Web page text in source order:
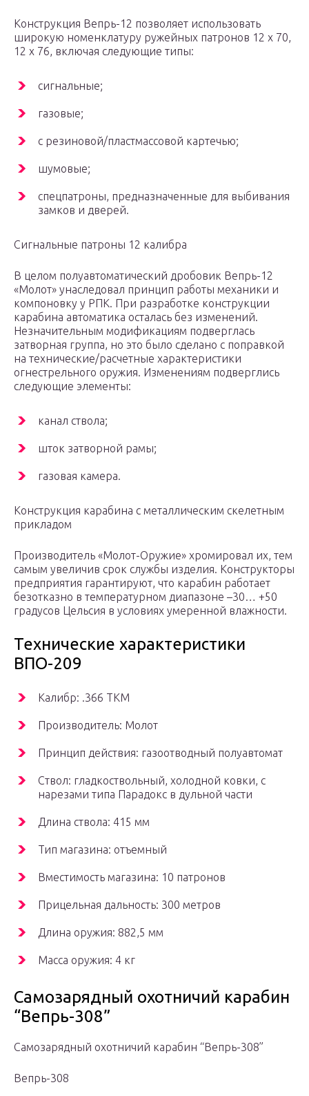
Конструкция Вепрь-12 позволяет использовать
широкую номенклатуру ружейных патронов 12 х 70,
12 х 76, включая следующие типы:
сигнальные;
газовые;
с резиновой/пластмассовой картечью;
шумовые;
спецпатроны, предназначенные для выбивания
замков и дверей.
Сигнальные патроны 12 калибра
В целом полуавтоматический дробовик Вепрь-12
«Молот» унаследовал принцип работы механики и
компоновку у РПК. При разработке конструкции
карабина автоматика осталась без изменений.
Незначительным модификациям подверглась
затворная группа, но это было сделано с поправкой
на технические/расчетные характеристики
огнестрельного оружия. Изменениям подверглись
следующие элементы:
канал ствола;
шток затворной рамы;
газовая камера.
Конструкция карабина с металлическим скелетным
прикладом
Производитель «Молот-Оружие» хромировал их, тем
самым увеличив срок службы изделия. Конструкторы
предприятия гарантируют, что карабин работает
безотказно в температурном диапазоне –30… +50
градусов Цельсия в условиях умеренной влажности.
Технические характеристики
ВПО-209
Калибр: .366 ТКМ
Производитель: Молот
Принцип действия: газоотводный полуавтомат
Ствол: гладкоствольный, холодной ковки, с
нарезами типа Парадокс в дульной части
Длина ствола: 415 мм
Тип магазина: отъемный
Вместимость магазина: 10 патронов
Прицельная дальность: 300 метров
Длина оружия: 882,5 мм
Масса оружия: 4 кг
Самозарядный охотничий карабин
“Вепрь-308”
Самозарядный охотничий карабин “Вепрь-308”
Вепрь-308